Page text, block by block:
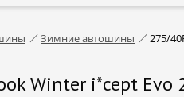
Зимние автошины 275/
Winter i*cept Evo